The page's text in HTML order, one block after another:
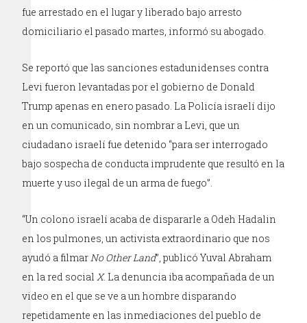
fue arrestado en el lugar y liberado bajo arresto
domiciliario el pasado martes, informó su abogado.
Se reportó que las sanciones estadunidenses contra
Levi fueron levantadas por el gobierno de Donald
Trump apenas en enero pasado. La Policía israelí dijo
en un comunicado, sin nombrar a Levi, que un
ciudadano israelí fue detenido “para ser interrogado
bajo sospecha de conducta imprudente que resultó en la
muerte y uso ilegal de un arma de fuego”.
“Un colono israelí acaba de dispararle a Odeh Hadalin
en los pulmones, un activista extraordinario que nos
ayudó a filmarNo Other Land”, publicó Yuval Abraham
en la red socialX. La denuncia iba acompañada de un
video en el que se ve a un hombre disparando
repetidamente en las inmediaciones del pueblo de